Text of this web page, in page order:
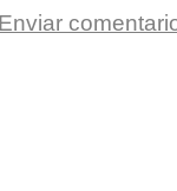
Enviar